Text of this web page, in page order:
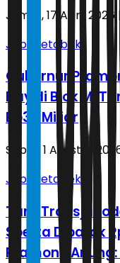
Jumat, 17 April 2026
Jabodetabek
Gubernur
Day di Blok M,
Rp30 Miliar
Sabtu, 1 Agustus
Jabodetabek
Tarif
Soetta Dipatok
Pramono Anung: